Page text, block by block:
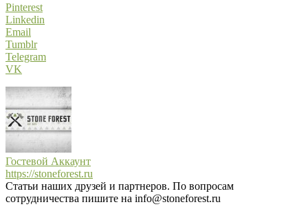
Pinterest
Linkedin
Email
Tumblr
Telegram
VK
Гостевой Аккаунт
https://stoneforest.ru
Статьи наших друзей и партнеров. По вопросам
сотрудничества пишите на info@stoneforest.ru